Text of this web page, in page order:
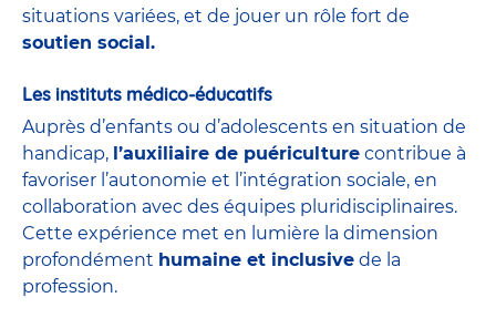
situations variées, et de jouer un rôle fort de
soutien social.
Les instituts médico-éducatifs
Auprès d’enfants ou d’adolescents en situation de
handicap, l’auxiliaire de puériculture contribue à
favoriser l’autonomie et l’intégration sociale, en
collaboration avec des équipes pluridisciplinaires.
Cette expérience met en lumière la dimension
profondément humaine et inclusive de la
profession.